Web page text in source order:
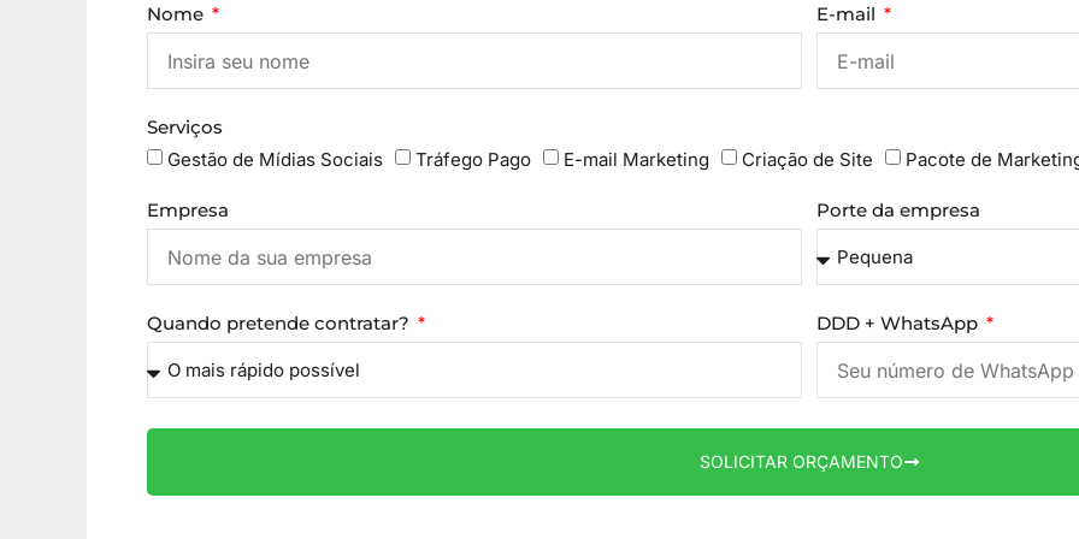
Nome E-mail
Serviços
Gestão de Mídias Sociais
Tráfego Pago E-mail Marketing Criação de Site Pacote de
Empresa Porte da empresa
Quando pretende contratar? DDD + WhatsApp
SOLICITAR ORÇAMENTO